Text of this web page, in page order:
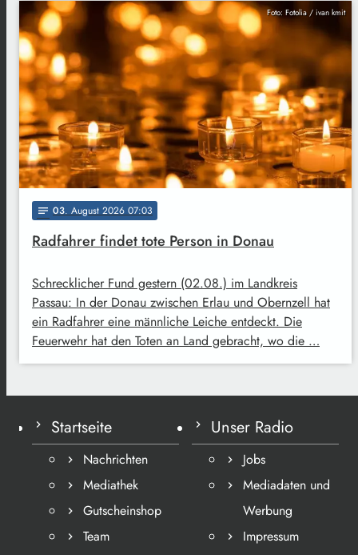
Foto: Fotolia / ivan kmit
notes 03. August 2026 07:03
Radfahrer findet tote Person in Donau
Schrecklicher Fund gestern (02.08.) im Landkreis
Passau: In der Donau zwischen Erlau und Obernzell hat
ein Radfahrer eine männliche Leiche entdeckt. Die
Feuerwehr hat den Toten an Land gebracht, wo die …
Startseite
Nachrichten
Mediathek
Gutscheinshop
Team
Unser Radio
Jobs
Mediadaten und
Werbung
Impressum